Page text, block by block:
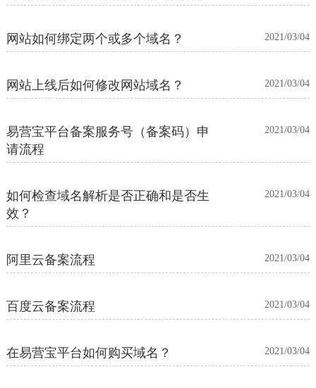
网站如何绑定两个或多个域名？ 2021/03/04
网站上线后如何修改网站域名？ 2021/03/04
易营宝平台备案服务号（备案码）申
请流程
2021/03/04
如何检查域名解析是否正确和是否生
效？
2021/03/04
阿里云备案流程 2021/03/04
百度云备案流程 2021/03/04
在易营宝平台如何购买域名？ 2021/03/04